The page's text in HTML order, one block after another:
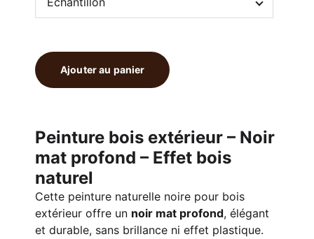
Ajouter au panier
Peinture bois extérieur – Noir
mat profond – Effet bois
naturel
Cette peinture naturelle noire pour bois
extérieur offre un noir mat profond, élégant
et durable, sans brillance ni effet plastique.